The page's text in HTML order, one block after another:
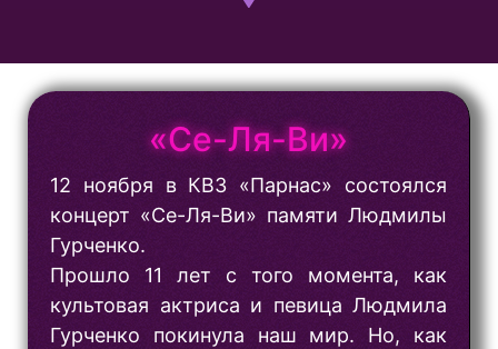
«Се-Ля-Ви»
12 ноября в КВЗ «Парнас» состоялся
концерт «Се-Ля-Ви» памяти Людмилы
Гурченко.
Прошло 11 лет с того момента, как
культовая актриса и певица Людмила
Гурченко покинула наш мир. Но, как